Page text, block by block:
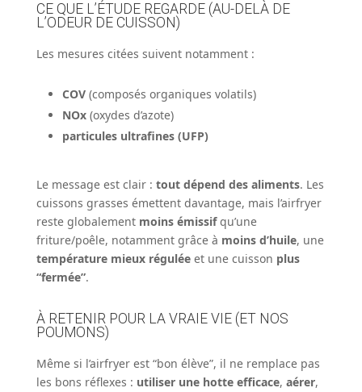
CE QUE L’ÉTUDE REGARDE (AU-DELÀ DE
L’ODEUR DE CUISSON)
Les mesures citées suivent notamment :
COV(composés organiques volatils)
NOx(oxydes d’azote)
particules ultrafines (UFP)
Le message est clair : tout dépend des aliments. Les
cuissons grasses émettent davantage, mais l’airfryer
reste globalement moins émissifqu’une
friture/poêle, notamment grâce à moins d’huile, une
température mieux réguléeet une cuisson plus
“fermée”.
À RETENIR POUR LA VRAIE VIE (ET NOS
POUMONS)
Même si l’airfryer est “bon élève”, il ne remplace pas
les bons réflexes : utiliser une hotte efficace, aérer,